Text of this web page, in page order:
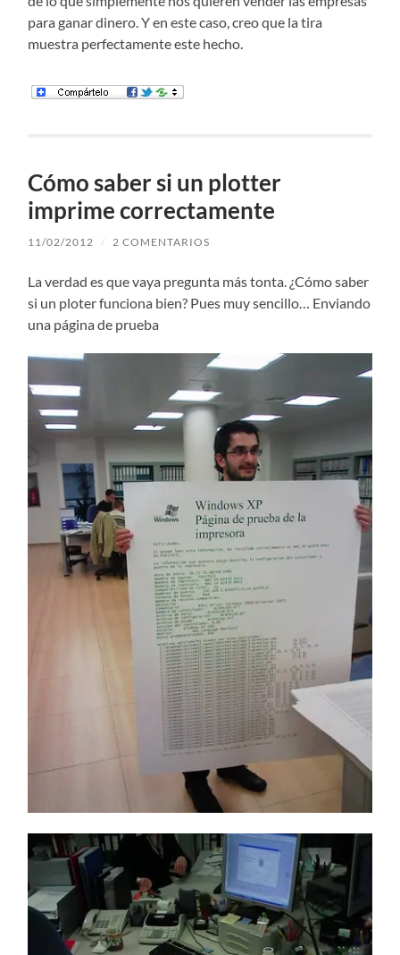
para ganar dinero. Y en este caso, creo que la tira
muestra perfectamente este hecho.
Cómo saber si un plotter
imprime correctamente
11/02/2012 / 2 COMENTARIOS
La verdad es que vaya pregunta más tonta. ¿Cómo saber
si un ploter funciona bien? Pues muy sencillo… Enviando
una página de prueba